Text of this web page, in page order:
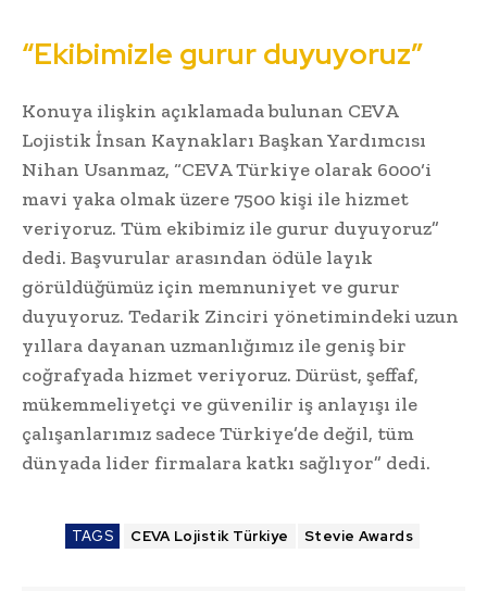
“Ekibimizle gurur duyuyoruz”
Konuya ilişkin açıklamada bulunan CEVA
Lojistik İnsan Kaynakları Başkan Yardımcısı
Nihan Usanmaz, “CEVA Türkiye olarak 6000‘i
mavi yaka olmak üzere 7500 kişi ile hizmet
veriyoruz. Tüm ekibimiz ile gurur duyuyoruz”
dedi. Başvurular arasından ödüle layık
görüldüğümüz için memnuniyet ve gurur
duyuyoruz. Tedarik Zinciri yönetimindeki uzun
yıllara dayanan uzmanlığımız ile geniş bir
coğrafyada hizmet veriyoruz. Dürüst, şeffaf,
mükemmeliyetçi ve güvenilir iş anlayışı ile
çalışanlarımız sadece Türkiye’de değil, tüm
dünyada lider firmalara katkı sağlıyor” dedi.
TAGS CEVA Lojistik Türkiye Stevie Awards